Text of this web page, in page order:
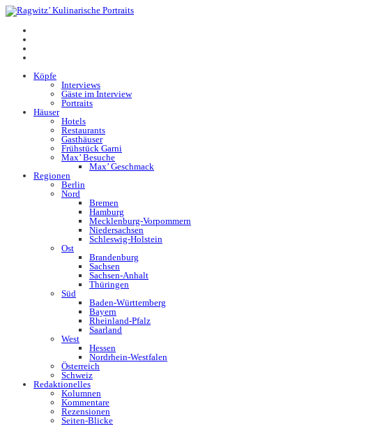
Köpfe
Interviews
Gäste im Interview
Portraits
Häuser
Hotels
Restaurants
Gasthäuser
Frühstück Garni
Max’ Besuche
Max’ Geschmack
Regionen
Berlin
Nord
Bremen
Hamburg
Mecklenburg-Vorpommern
Niedersachsen
Schleswig-Holstein
Ost
Brandenburg
Sachsen
Sachsen-Anhalt
Thüringen
Süd
Baden-Württemberg
Bayern
Rheinland-Pfalz
Saarland
West
Hessen
Nordrhein-Westfalen
Österreich
Schweiz
Redaktionelles
Kolumnen
Kommentare
Rezensionen
Seiten-Blicke